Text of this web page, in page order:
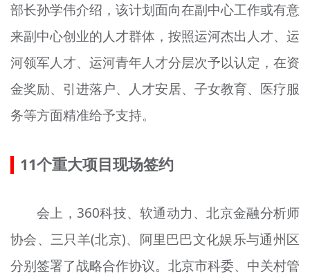
部长孙学伟介绍，该计划面向在副中心工作或有意
来副中心创业的人才群体，按照运河杰出人才、运
河领军人才、运河青年人才分层次予以认定，在资
金奖励、引进落户、人才安居、子女教育、医疗服
务等方面精准给予支持。
11个重大项目现场签约
会上，360科技、软通动力、北京金融分析师
协会、三只羊(北京)、阿里巴巴文化娱乐与通州区
分别签署了战略合作协议。北京市科委、中关村管